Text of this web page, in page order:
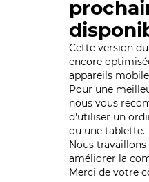
Cette version du
encore
appareils
Pour une
nous vous
d'utiliser un
ou une tablette.
Nous
améliorer la
Merci de votre